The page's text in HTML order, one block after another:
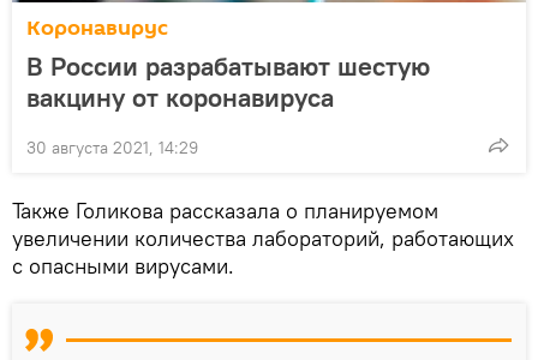
Коронавирус
В России разрабатывают шестую
вакцину от коронавируса
30 августа 2021, 14:29
Также Голикова рассказала о планируемом
увеличении количества лабораторий, работающих
с опасными вирусами.